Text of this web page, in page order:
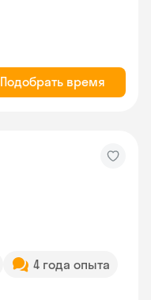
Подобрать время
4 года опыта